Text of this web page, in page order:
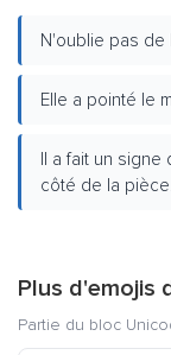
N'oublie pas de
Elle a pointé le
Il a fait un signe
côté de la
Plus d'emojis
Partie du bloc